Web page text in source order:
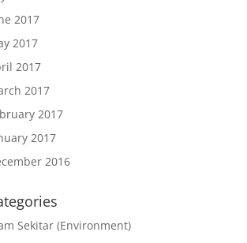
2017
2017
2017
2017
2017
2017
2016
Sekitar (Environment)